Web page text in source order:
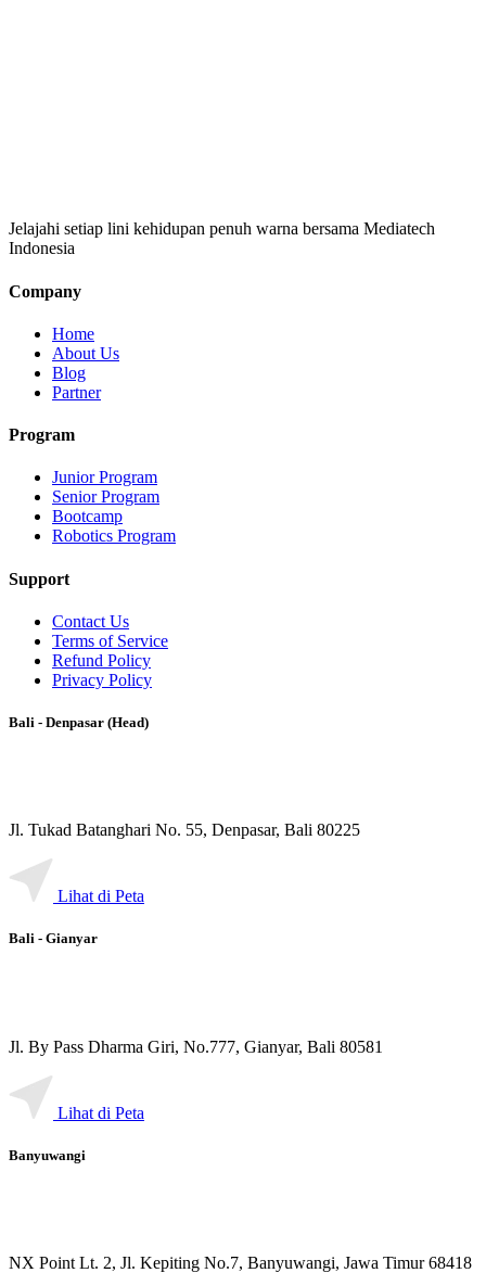
Jelajahi setiap lini kehidupan penuh warna bersama Mediatech
Indonesia
Company
Home
About Us
Blog
Partner
Program
Junior Program
Senior Program
Bootcamp
Robotics Program
Support
Contact Us
Terms of Service
Refund Policy
Privacy Policy
Bali - Denpasar (Head)
Jl. Tukad Batanghari No. 55, Denpasar, Bali 80225
Lihat di Peta
Bali - Gianyar
Jl. By Pass Dharma Giri, No.777, Gianyar, Bali 80581
Lihat di Peta
Banyuwangi
NX Point Lt. 2, Jl. Kepiting No.7, Banyuwangi, Jawa Timur 68418